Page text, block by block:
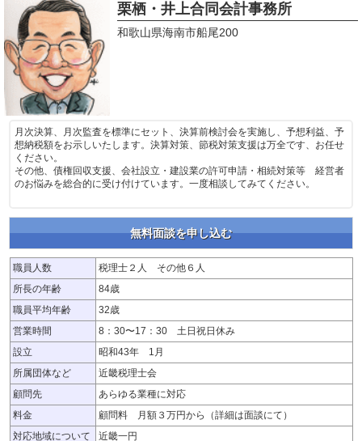
栗栖・井上合同会計事務所
和歌山県海南市船尾200
月次決算、月次監査を標準にセット、決算前検討会を実施し、予想利益、予
想納税額をお示しいたします。決算対策、節税対策支援は万全です、お任せ
ください。
その他、債権回収支援、会社設立・建設業の許可申請・相続対策等 経営者
のお悩みを総合的に受け付けています。一度相談してみてください。
無料面談を申し込む
職員人数
税理士２人 その他６人
所長の年齢
84歳
職員平均年齢
32歳
営業時間
8：30〜17：30 土日祝日休み
設立
昭和43年 1月
所属団体など
近畿税理士会
顧問先
あらゆる業種に対応
料金
顧問料 月額３万円から（詳細は面談にて）
対応地域について
近畿一円